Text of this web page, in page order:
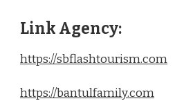
Link Agency:
https://sbflashtourism.com
https://bantulfamily.com